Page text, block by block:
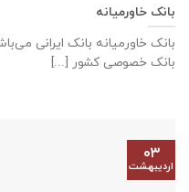
بانک خاورمیانه
بانک خصوصی کشور [...]
۰۳
اردیبهشت